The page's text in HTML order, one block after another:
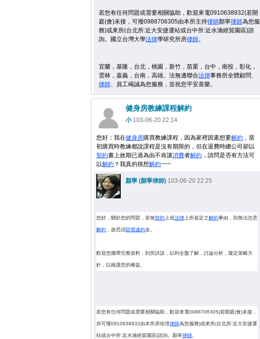
若您有任何問題或需要相關協助，歡迎來電0910638932(若開
庭(會)未接，可撥0988706305由本所主持律師顏寧律師為您服
務)或來所(台北所:近大安捷運站或台中所:近水湳經貿園區)諮
詢。國立台灣大學法律學研究所房律師。
宜蘭，基隆，台北，桃園，新竹，苗栗，台中，南投，彰化，
雲林，嘉義，台南，高雄。法無邊聯合法律事務所全體顧問、
律師、員工竭誠為您服務，並祝您平安喜樂。
健身房教練課程解約
小103-06-20 22:14
您好：我在健身房購買教練課程，因為家裡因素想要解約 ，當
初購買時教練都說課程是沒有期限的，但在退費時總公司卻以
契約書上效期已過為由不肯讓消費者解約 ，請問是否有方法可
以解約 ？我真的很想解約~~~
顏寧 (顏寧律師) 103-06-20 22:25
您好，關於您的問題，若無契約 上或法律 上所規定之解約事由，則無法恣意
解約 ，故恐須賠償違約金。
歡迎您攜帶完整資料，到所詳談，以利全盤了解，討論分析，擬定策略方
針，以維護您的權益。
若您有任何問題或需要相關協助，歡迎來電0988706305(若開庭(會)未接，
亦可撥0910638932由本所房佑璟律師為您服務)或來所(台北所:近大安捷運
站或台中所:近水湳經貿園區)諮詢。顏寧律師